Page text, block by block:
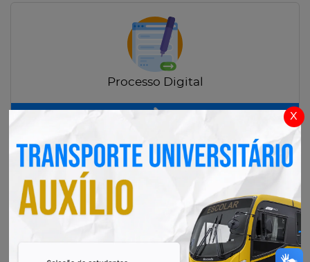
x
Processo Digital
Radar Transparência Pública